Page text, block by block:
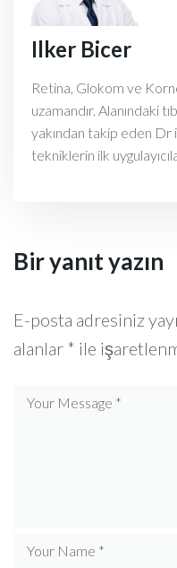
Ilker Bicer
Retina, Glokom ve
uzamandır. Alanındaki
yakından takip eden
tekniklerin ilk
Bir yanıt yazın
E-posta adresiniz
alanlar * ile